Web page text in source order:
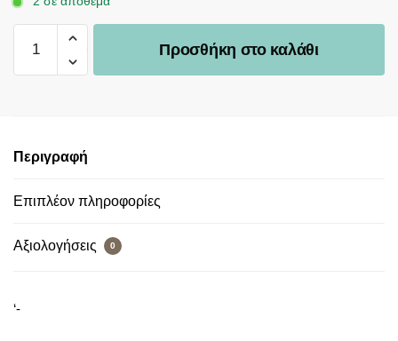
Προσθήκη στο καλάθι
Περιγραφή
Επιπλέον πληροφορίες
Αξιολογήσεις 0
‘-